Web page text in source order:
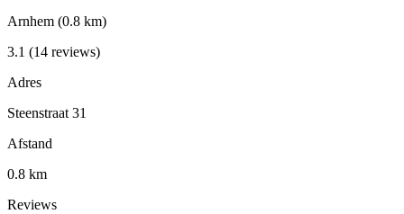
Arnhem (0.8 km)
3.1 (14 reviews)
Adres
Steenstraat 31
Afstand
0.8 km
Reviews